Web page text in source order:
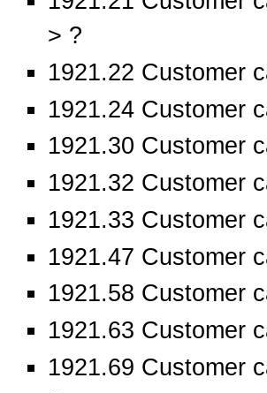
> ?
1921.22 Customer
1921.24 Customer
1921.30 Customer
1921.32 Customer
1921.33 Customer
1921.47 Customer
1921.58 Customer
1921.63 Customer
1921.69 Customer